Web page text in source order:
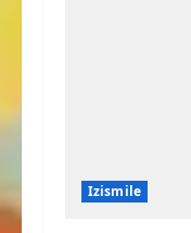
Izismile